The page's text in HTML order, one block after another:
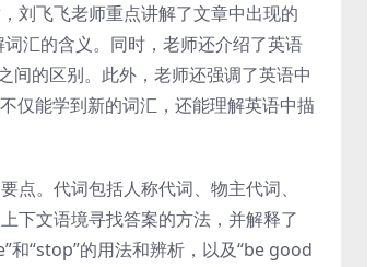
飞飞老师重点讲解了文章中出现的
词汇的含义。同时，老师还介绍了英语
间的区别。此外，老师还强调了英语中
仅能学到新的词汇，还能理解英语中描
。代词包括人称代词、物主代词、
下文语境寻找答案的方法，并解释了
和“stop”的用法和辨析，以及“be good